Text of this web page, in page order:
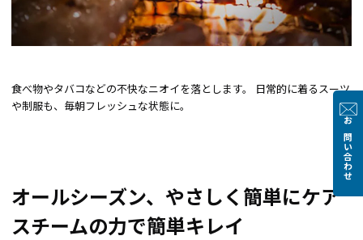
お問い合わせ
食べ物やタバコなどの不快なニオイを落とします。 日常的に着るスーツ
や制服も、毎朝フレッシュな状態に。
オールシーズン、やさしく簡単にケア
スチームの力で簡単キレイ